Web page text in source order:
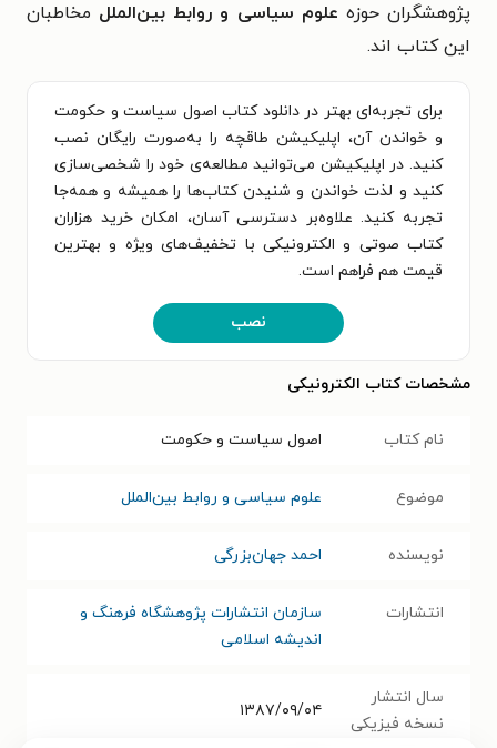
پژوهشگران حوزه علوم سیاسی و روابط بین‌الملل مخاطبان
این کتاب اند.
برای تجربه‌ای بهتر در دانلود کتاب اصول سیاست و حکومت
و خواندن آن، اپلیکیشن طاقچه را به‌صورت رایگان نصب
کنید. در اپلیکیشن می‌توانید مطالعه‌ی خود را شخصی‌سازی
کنید و لذت خواندن و شنیدن کتاب‌ها را همیشه و همه‌جا
تجربه کنید. علاوه‌بر دسترسی آسان، امکان خرید هزاران
کتاب صوتی و الکترونیکی با تخفیف‌های ویژه و بهترین
قیمت هم فراهم است.
نصب
مشخصات کتاب الکترونیکی
نام کتاب اصول سیاست و حکومت
موضوع علوم سیاسی و روابط بین‌الملل
نویسنده احمد جهان‌بزرگی
انتشارات
سازمان انتشارات پژوهشگاه فرهنگ و
اندیشه اسلامی
سال انتشار
نسخه فیزیکی
۱۳۸۷/۰۹/۰۴